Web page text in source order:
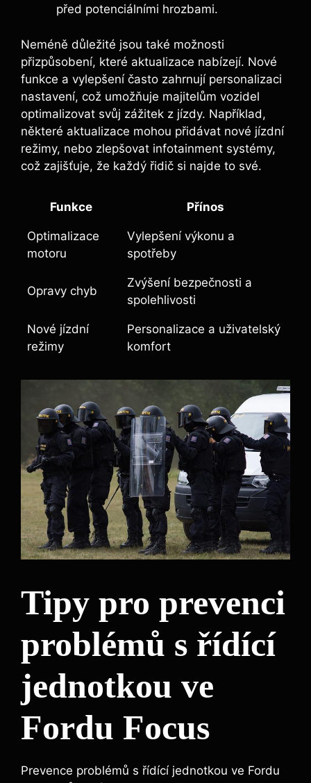
před potenciálními hrozbami.
Neméně důležité jsou také možnosti
přizpůsobení, které aktualizace nabízejí. Nové
funkce a vylepšení často zahrnují personalizaci
nastavení, což umožňuje majitelům vozidel
optimalizovat svůj zážitek z jízdy. Například,
některé aktualizace mohou přidávat nové jízdní
režimy, nebo zlepšovat infotainment systémy,
což zajišťuje, že každý řidič si najde to své.
Funkce Přínos
Optimalizace
motoru
Vylepšení výkonu a
spotřeby
Opravy chyb
Zvýšení bezpečnosti a
spolehlivosti
Nové jízdní
režimy
Personalizace a uživatelský
komfort
Tipy pro prevenci
problémů s řídící
jednotkou ve
Fordu Focus
Prevence problémů s řídící jednotkou ve Fordu